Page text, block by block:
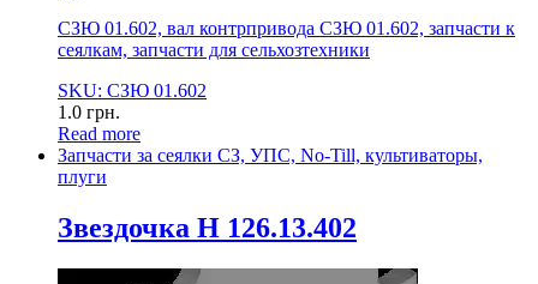
СЗЮ 01.602, вал контрпривода СЗЮ 01.602, запчасти к
сеялкам, запчасти для сельхозтехники
SKU: СЗЮ 01.602
1.0 грн.
Read more
Запчасти за сеялки СЗ, УПС, No-Till, культиваторы,
плуги
Звездочка Н 126.13.402